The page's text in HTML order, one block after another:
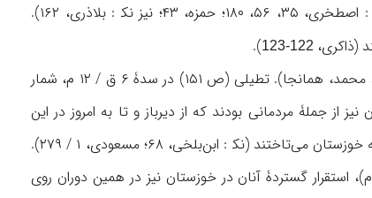
سَبابَجه‌ها بودند که در منابع دورۀ اسلامی بیشتر با نام زُط (معرب جَت) از آنان یاد شده است (نک‍ : اصطخری، ۳۵، ۵۶، ۱۸۰؛ حمزه، ۴۳؛ نیز نک‍ : بلاذری، ۱۶۲).
(ذاکری،
).
در دورۀ اسلامی، یهودیان نیز در خوزستان، به‌ویژه شوش، جمعیت قابل توجهی داشتند (نک‍ : مقدسی، محمد، همانجا). تطیلی (ص ۱۵۱) در سدۀ ۶ ق / ۱۲ م، شمار
کرده‌ است. صابئیهای خوزستان نیز از جملۀ مردمانی بودند که از دیرباز و تا به امروز در این
سرزمین اقامت داشته‌اند (یاقوت، ۳ / ۵۶۶؛ حمدالله، ۱۱۱). اعراب در دوره‌های مختلف تاریخی همواره به خوزستان می‌تاختند (نک‍ : ابن‌بلخی، ۶۸؛ مسعودی، ۱ / ۲۷۹).
سرکوب قاطعانۀ حملات اعراب مهاجم به مرزهای ایران توسط شاپور دوم ساسانی (۳۰۹- ۳۷۹ م)، استقرار گستردۀ آنان در خوزستان نیز در همین دوران روی